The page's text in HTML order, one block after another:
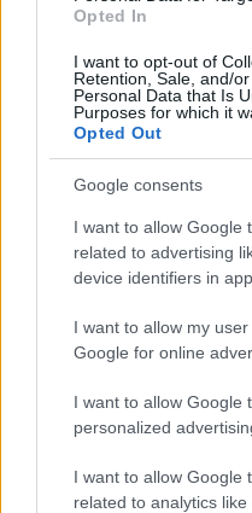
Opted In
I want to opt-out of
Retention, Sale, and/
Personal Data that Is
Purposes for which it
Opted Out
Google consents
I want to allow Google
related to advertising
device identifiers in
I want to allow my
Google for online
I want to allow Google
personalized
I want to allow Google
related to analytics
utalvány.
A nyertes
Városliget
betonépítményei
téve a parkot,
elkezdődött: a
karbantartáson túl
a Városligeti tó
a tó vizét, illetve
környezetében lévő
felújítják többek
Ajtósi Dürer sarok
kerítéseit, a
újakra cserélik,
Forrás:hvg.hu